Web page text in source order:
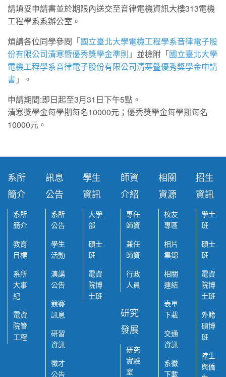
請填妥申請書並於期限內送交至音律電機資訊大樓313電機
工程學系系辦公室。
煩請各位同學參閱「國立臺北大學電機工程學系音律電子股
份有限公司清寒暨優秀獎學金準則 」並檢附「國立臺北大學
電機工程學系音律電子股份有限公司清寒暨優秀獎學金申請
書 」。
申請期間:即日起至3月31日下午5點。
清寒獎學金每學期每名10000元；優秀獎學金每學期每名
10000元。
系所
簡介
系所
簡介
教育
目標
系所
大事
紀
電資
院管
工程
訊息
公告
系所
公告
學生
活動
演講
公告
競賽
訊息
研習
資訊
徵才
公告
學生
資訊
大學
部
碩士
班
電資
院博
士班
師資
介紹
專任
師資
兼任
師資
行政
人員
研究
發展
研究
實驗
室
相關
資源
校友
專區
相片
集錦
相關
連結
表單
下載
交通
資訊
系徽
下載
招生
資訊
學士
班
碩士
班
電資
院博
士班
外籍
碩博
班
陸生
與僑